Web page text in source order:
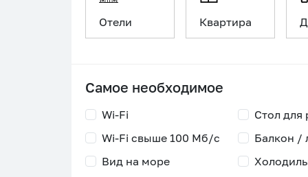
Отели Квартира
Самое необходимое
Wi-Fi
Wi-Fi свыше 100 Мб/с
Стол для
Балкон /
Вид на море